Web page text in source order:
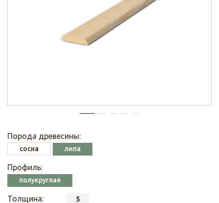
Порода древесины:
сосна липа
Профиль:
полукруглая
Толщина: 5